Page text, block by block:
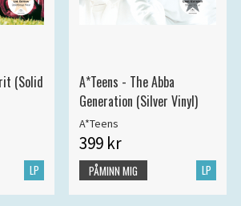
(Solid
LP
A*Teens - The Abba
Generation (Silver Vinyl)
A*Teens
399 kr
LP
PÅMINN MIG